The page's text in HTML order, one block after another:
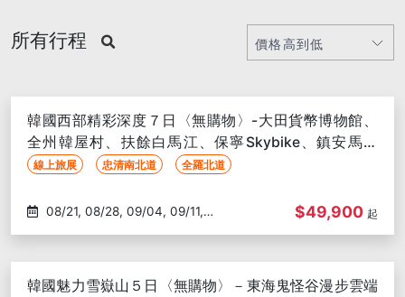
所有行程
韓國西部精彩深度７日〈無購物〉-大田貨幣博物館、
全州韓屋村、扶餘白馬江、保寧Skybike、鎮安馬耳
山、清州汗蒸幕咖啡廳
線上旅展 忠清南北道 全羅北道
09/18, 10/02, 10/16, 10/23
$49,900 起
韓國魅力雪嶽山５日〈無購物〉－東海鬼怪谷漫步雲端